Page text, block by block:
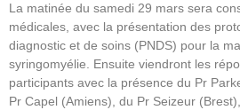
La matinée du samedi 29 mars sera
médicales, avec la présentation des
diagnostic et de soins (PNDS) pour la
syringomyélie. Ensuite viendront les
participants avec la présence du Pr
Pr Capel (Amiens), du Pr Seizeur